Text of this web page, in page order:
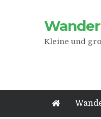
Kleine und